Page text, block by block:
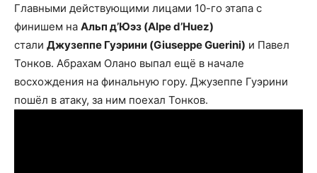
Главными действующими лицами 10-го этапа с
финишем на Альп д’Юэз (Alpe d’Huez)
стали Джузеппе Гуэрини (Giuseppe Guerini) и Павел
Тонков. Абрахам Олано выпал ещё в начале
восхождения на финальную гору. Джузеппе Гуэрини
пошёл в атаку, за ним поехал Тонков.